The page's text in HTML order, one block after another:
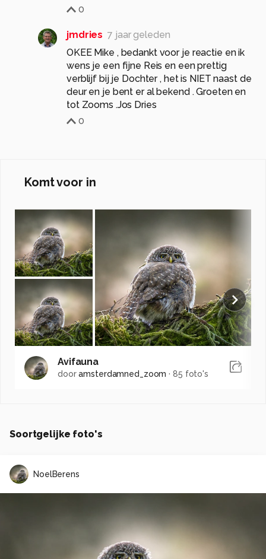
0
jmdries 7 jaar geleden
OKEE Mike , bedankt voor je reactie en ik
wens je een fijne Reis en een prettig
verblijf bij je Dochter , het is NIET naast de
deur en je bent er al bekend . Groeten en
tot Zooms .Jos Dries
0
Komt voor in
Avifauna
dooramsterdamned_zoom · 85 foto's
Soortgelijke foto's
NoelBerens